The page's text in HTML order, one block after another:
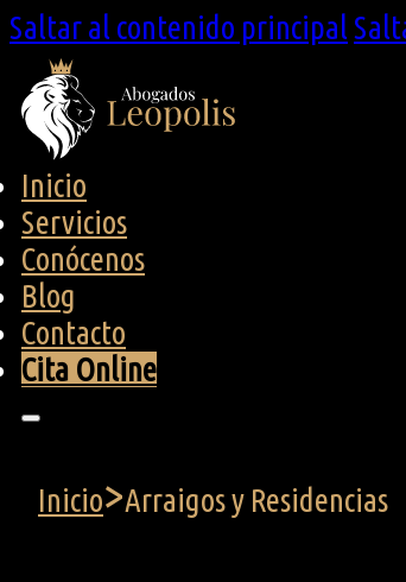
Saltar al contenido principal
Inicio
Servicios
Conócenos
Blog
Contacto
Cita Online
Inicio>Arraigos y Residencias